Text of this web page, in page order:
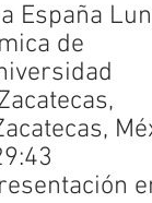
España
de